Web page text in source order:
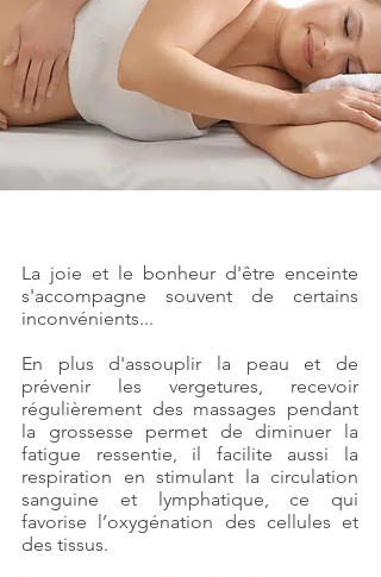
La joie et le bonheur d'être enceinte
s'accompagne souvent de certains
inconvénients...
En plus d'assouplir la peau et de
prévenir les vergetures, recevoir
régulièrement des massages pendant
la grossesse permet de diminuer la
fatigue ressentie, il facilite aussi la
respiration en stimulant la circulation
sanguine et lymphatique, ce qui
favorise l’oxygénation des cellules et
des tissus.